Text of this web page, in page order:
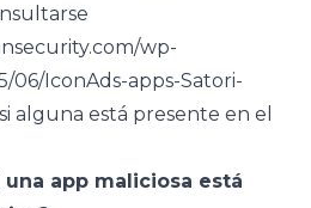
wp-
IconAds-apps-Satori-
alguna está presente en el
app maliciosa está